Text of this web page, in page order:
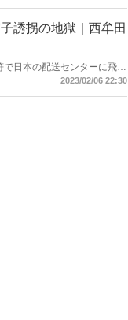
誘拐の地獄｜西牟田
日本の配送センターに飛ば
とんでもない人権侵害を行っ
2023/02/06 22:30